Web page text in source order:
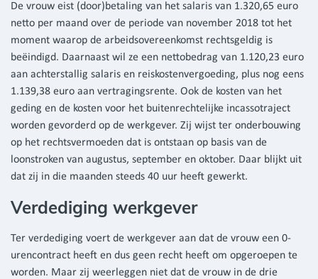
De vrouw eist (door)betaling van het salaris van 1.320,65 euro
netto per maand over de periode van november 2018 tot het
moment waarop de arbeidsovereenkomst rechtsgeldig is
beëindigd. Daarnaast wil ze een nettobedrag van 1.120,23 euro
aan achterstallig salaris en reiskostenvergoeding, plus nog eens
1.139,38 euro aan vertragingsrente. Ook de kosten van het
geding en de kosten voor het buitenrechtelijke incassotraject
worden gevorderd op de werkgever. Zij wijst ter onderbouwing
op het rechtsvermoeden dat is ontstaan op basis van de
loonstroken van augustus, september en oktober. Daar blijkt uit
dat zij in die maanden steeds 40 uur heeft gewerkt.
Verdediging werkgever
Ter verdediging voert de werkgever aan dat de vrouw een 0-
urencontract heeft en dus geen recht heeft om opgeroepen te
worden. Maar zij weerleggen niet dat de vrouw in de drie